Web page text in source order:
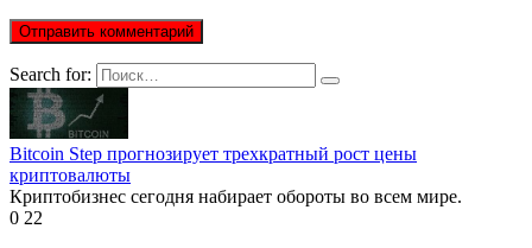
Search for:
Bitcoin Step прогнозирует трехкратный рост цены
криптовалюты
Криптобизнес сегодня набирает обороты во всем мире.
0 22